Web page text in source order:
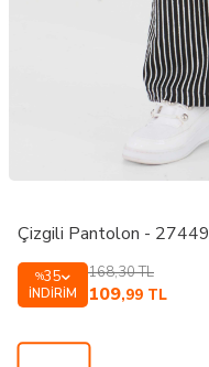
Çizgili Pantolon - 27449
%35
İNDIRIM
168,30TL
109,99 TL